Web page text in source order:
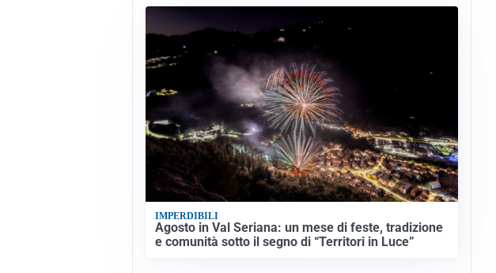
IMPERDIBILI
Agosto in Val Seriana: un mese di feste, tradizione
e comunità sotto il segno di “Territori in Luce”